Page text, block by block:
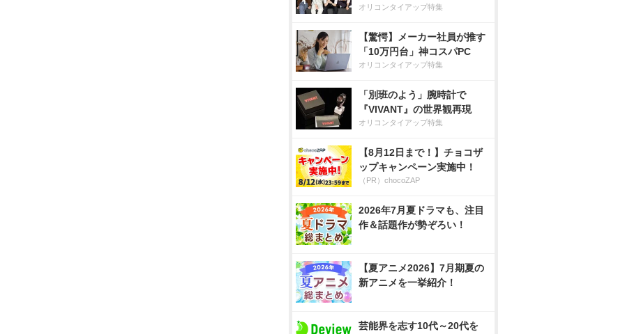
オリコンタイアップ特集
【驚愕】メーカー社員が推す
「10万円台」神コスパPC
オリコンタイアップ特集
「別班のよう」腕時計で
『VIVANT』の世界観再現
オリコンタイアップ特集
【8月12日まで！】チョコザ
ップキャンペーン実施中！
（PR）chocoZAP
2026年7月夏ドラマも、注目
作＆話題作が勢ぞろい！
【夏アニメ2026】7月期夏の
新アニメを一挙紹介！
芸能界を志す10代～20代を